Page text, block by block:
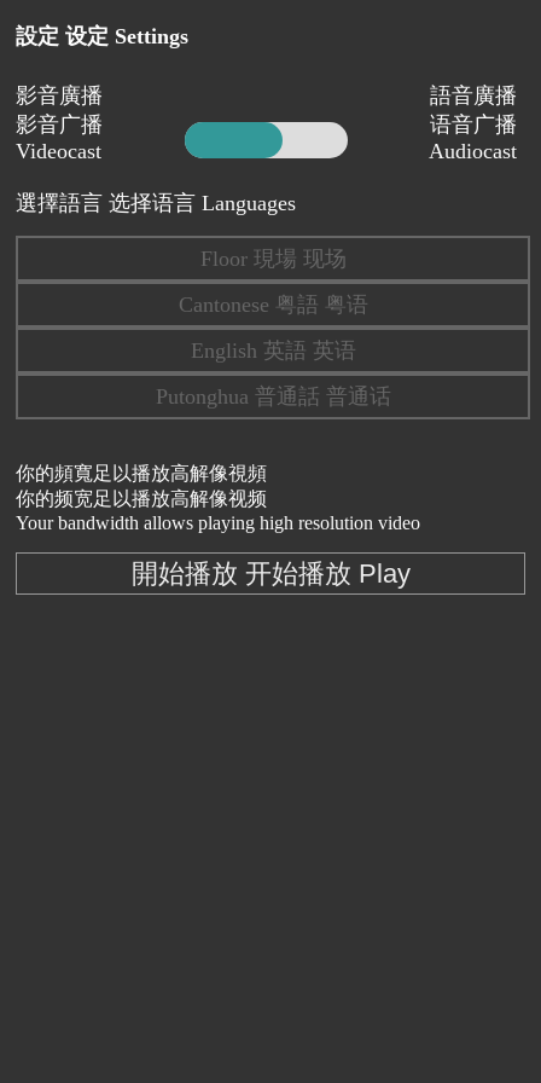
設定 设定 Settings
影音廣播
影音广播
Videocast
語音廣播
语音广播
Audiocast
選擇語言 选择语言 Languages
Floor 現場 现场
Cantonese 粤語 粤语
English 英語 英语
Putonghua 普通話 普通话
你的頻寬足以播放高解像視頻
你的频宽足以播放高解像视频
Your bandwidth allows playing high resolution video
開始播放 开始播放 Play